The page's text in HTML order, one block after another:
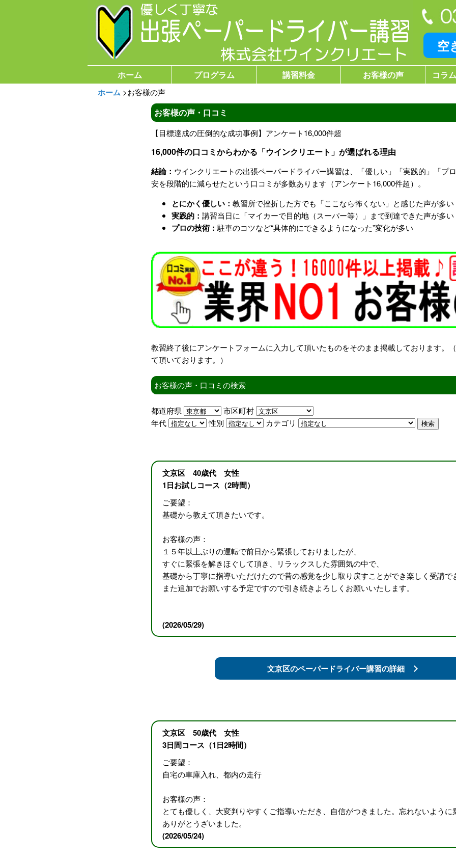
空
ホーム プログラム 講習料金 お客様の声 コラ
ホーム >お客様の声
お客様の声・口コミ
【目標達成の圧倒的な成功事例】アンケート16,000件超
16,000件の口コミからわかる「ウインクリエート」が選ばれる理由
結論： ウインクリエートの出張ペーパードライバー講習は、「優しい」「実践的」「プ
安を段階的に減らせたという口コミが多数あります（アンケート16,000件超）。
とにかく優しい： 教習所で挫折した方でも「ここなら怖くない」と感じた声が多い
実践的： 講習当日に「マイカーで目的地（スーパー等）」まで到達できた声が多い
プロの技術：駐車のコツなど“具体的にできるようになった”変化が多い
教習終了後にアンケートフォームに入力して頂いたものをそのまま掲載しております。
て頂いております。）
お客様の声・口コミの検索
都道府県
市区町村
年代
性別 カテゴリ 検索
文京区 40歳代 女性
1日お試しコース（2時間）
ご要望：
基礎から教えて頂きたいです。
お客様の声：
１５年以上ぶりの運転で前日から緊張しておりましたが、
すぐに緊張を解きほぐして頂き、リラックスした雰囲気の中で、
基礎から丁寧に指導いただけたので昔の感覚を少し取り戻すことができ楽しく受講で
また追加でお願いする予定ですので引き続きよろしくお願いいたします。
(2026/05/29)
文京区のペーパードライバー講習の詳細
文京区 50歳代 女性
3日間コース（1日2時間）
ご要望：
自宅の車庫入れ、都内の走行
お客様の声：
とても優しく、大変判りやすくご指導いただき、自信がつきました。忘れないように
ありがとうざいました。
(2026/05/24)